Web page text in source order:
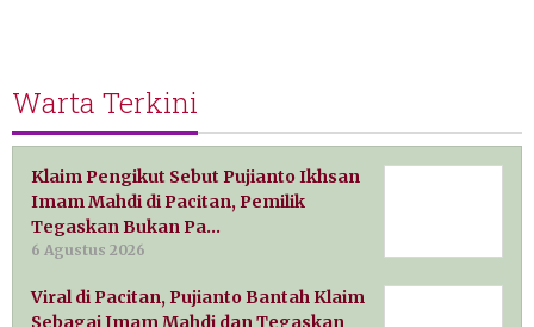
Warta Terkini
Klaim Pengikut Sebut Pujianto Ikhsan
Imam Mahdi di Pacitan, Pemilik
Tegaskan Bukan Pa…
6 Agustus 2026
Viral di Pacitan, Pujianto Bantah Klaim
Sebagai Imam Mahdi dan Tegaskan